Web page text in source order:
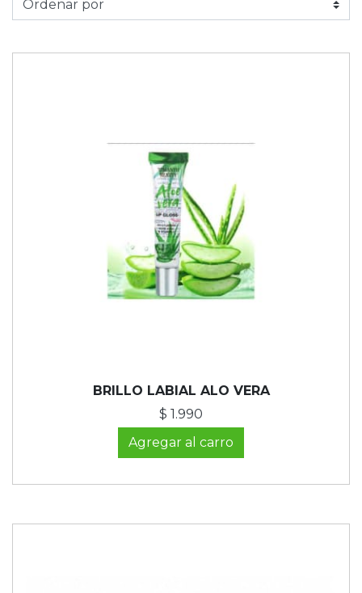
BRILLO LABIAL ALO VERA
$ 1.990
Agregar al carro